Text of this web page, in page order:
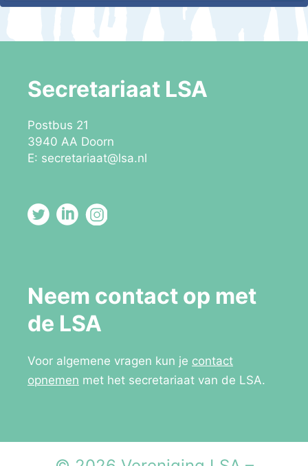
Secretariaat LSA
Postbus 21
3940 AA Doorn
E: secretariaat@lsa.nl
Neem contact op met
de LSA
Voor algemene vragen kun je contact
opnemen met het secretariaat van de LSA.